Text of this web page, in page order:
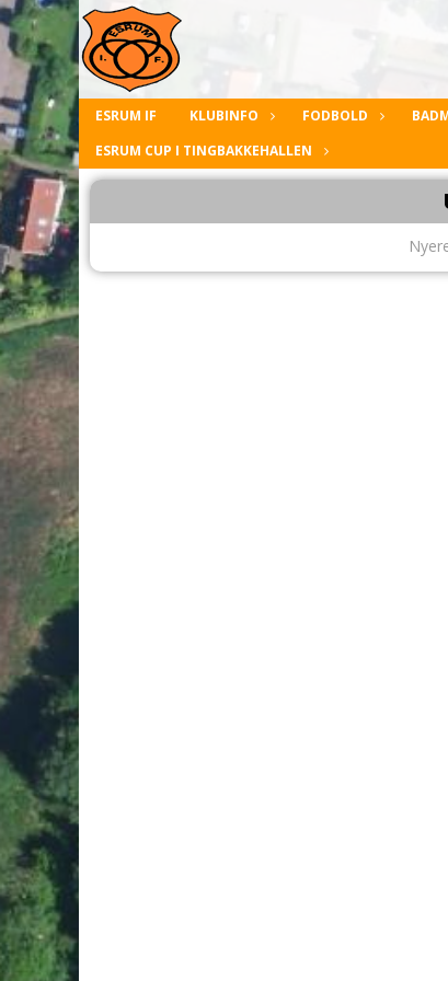
ESRUM IF KLUBINFO FODBOLD
ESRUM CUP I TINGBAKKEHALLEN